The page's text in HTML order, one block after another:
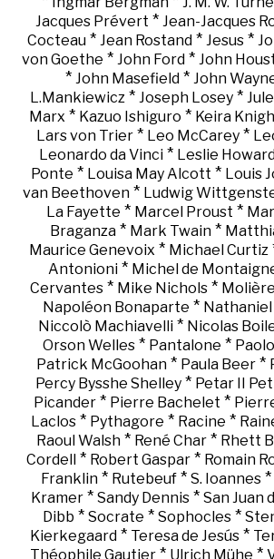
Jacques Prévert * Jean-Jacques
Cocteau * Jean Rostand * Jesus *
von Goethe * John Ford * John
* John Masefield * John
L.Mankiewicz* Joseph Losey*
Marx * Kazuo Ishiguro * Keira
Lars von Trier* Leo McCarey*
Leonardo da Vinci * Leslie Howard
Ponte * Louisa May Alcott * Louis
van Beethoven * Ludwig
La Fayette * Marcel Proust *
Braganza* Mark Twain*
Maurice Genevoix * Michael Curtiz
Antonioni* Michel de
Cervantes * Mike Nichols * Molière
Napoléon Bonaparte *
Niccolò Machiavelli * Nicolas
Orson Welles* Pantalone *
Patrick McGoohan * Paula Beer *
Percy Bysshe Shelley * Petar II
Picander * Pierre Bachelet *
Laclos* Pythagore * Racine *
Raoul Walsh* René Char* Rhett
Cordell * Robert Gaspar* Romain
Franklin* Rutebeuf* S. Ioannes*
Kramer * Sandy Dennis * San Juan
Dibb * Socrate * Sophocles *
Kierkegaard* Teresa de Jesús*
Théophile Gautier * Ulrich Mühe *